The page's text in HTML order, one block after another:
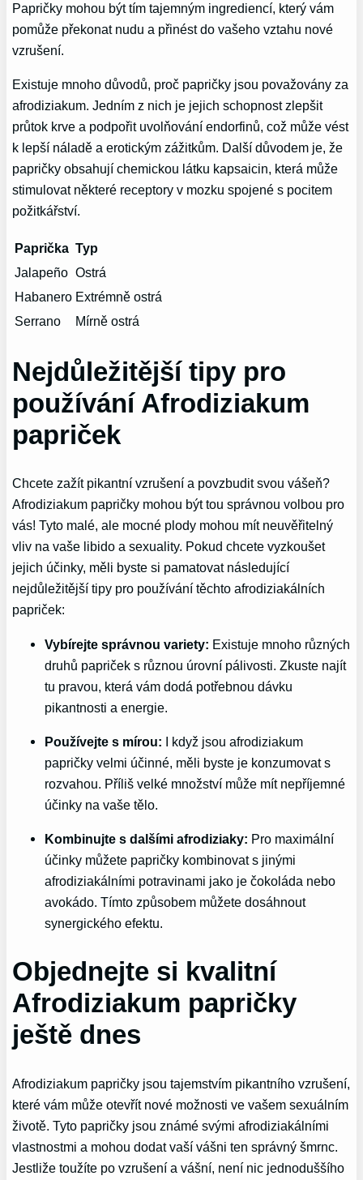
Papričky mohou být tím tajemným ingrediencí, který vám
pomůže překonat nudu a přinést do vašeho vztahu nové
vzrušení.
Existuje mnoho důvodů, proč papričky jsou považovány za
afrodiziakum. Jedním z nich je jejich schopnost zlepšit
průtok krve a podpořit uvolňování endorfinů, což může vést
k lepší náladě a erotickým zážitkům. Další důvodem je, že
papričky obsahují chemickou látku kapsaicin, která může
stimulovat některé receptory v mozku spojené s pocitem
požitkářství.
Paprička Typ
Jalapeño Ostrá
Habanero Extrémně ostrá
Serrano
Mírně ostrá
Nejdůležitější tipy pro
používání Afrodiziakum
papriček
Chcete zažít pikantní vzrušení a povzbudit svou vášeň?
Afrodiziakum papričky mohou být tou správnou volbou pro
vás! Tyto malé, ale mocné plody mohou mít neuvěřitelný
vliv na vaše libido a sexuality. Pokud chcete vyzkoušet
jejich účinky, měli byste si pamatovat následující
nejdůležitější tipy pro používání těchto afrodiziakálních
papriček:
Vybírejte správnou variety: Existuje mnoho různých
druhů papriček s různou úrovní pálivosti. Zkuste najít
tu pravou, která vám dodá potřebnou dávku
pikantnosti a energie.
Používejte s mírou: I když jsou afrodiziakum
papričky velmi účinné, měli byste je konzumovat s
rozvahou. Příliš velké množství může mít nepříjemné
účinky na vaše tělo.
Kombinujte s dalšími afrodiziaky: Pro maximální
účinky můžete papričky kombinovat s jinými
afrodiziakálními potravinami jako je čokoláda nebo
avokádo. Tímto způsobem můžete dosáhnout
synergického efektu.
Objednejte si kvalitní
Afrodiziakum papričky
ještě dnes
Afrodiziakum papričky jsou tajemstvím pikantního vzrušení,
které vám může otevřít nové možnosti ve vašem sexuálním
životě. Tyto papričky jsou známé svými afrodiziakálními
vlastnostmi a mohou dodat vaší vášni ten správný šmrnc.
Jestliže toužíte po vzrušení a vášní, není nic jednoduššího